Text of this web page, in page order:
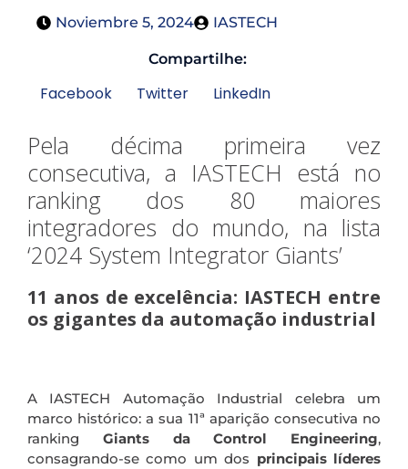
Noviembre 5, 2024 IASTECH
Compartilhe:
Facebook Twitter LinkedIn
Pela décima primeira vez
consecutiva, a IASTECH está no
ranking dos 80 maiores
integradores do mundo, na lista
‘2024 System Integrator Giants’
11 anos de excelência: IASTECH entre
os gigantes da automação industrial
A IASTECH Automação Industrial celebra um
marco histórico: a sua 11ª aparição consecutiva no
ranking Giants da Control Engineering,
consagrando-se como um dos principais líderes